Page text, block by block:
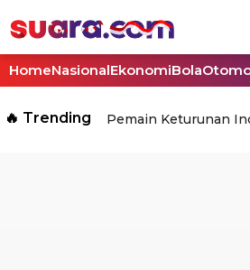
HomeNasionalEkonomiBola
🔥 Trending Pemain Keturunan